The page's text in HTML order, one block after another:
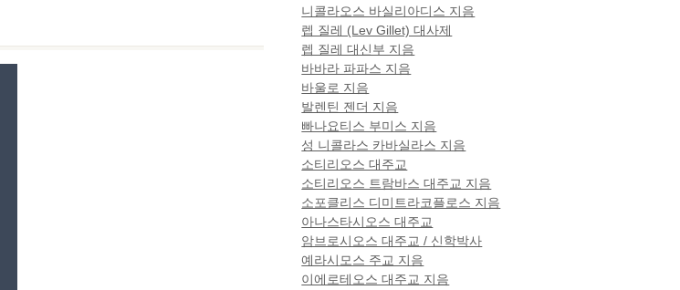
니콜라오스 바실리아디스 지음
렙 질레 (Lev Gillet) 대사제
렙 질레 대신부 지음
바바라 파파스 지음
바울로 지음
발렌틴 젠더 지음
빠나요티스 부미스 지음
성 니콜라스 카바실라스 지음
소티리오스 대주교
소티리오스 트람바스 대주교 지음
소포클리스 디미트라코플로스 지음
아나스타시오스 대주교
암브로시오스 대주교 / 신학박사
예라시모스 주교 지음
이에로테오스 대주교 지음